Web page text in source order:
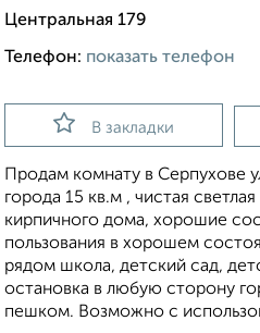
Центральная 179
Телефон: показать телефон
В закладки
Продам комнату в Серпухове
города 15 кв.м , чистая
кирпичного дома, хорошие
пользования в хорошем
рядом школа, детский сад,
остановка в любую сторону
пешком. Возможно с